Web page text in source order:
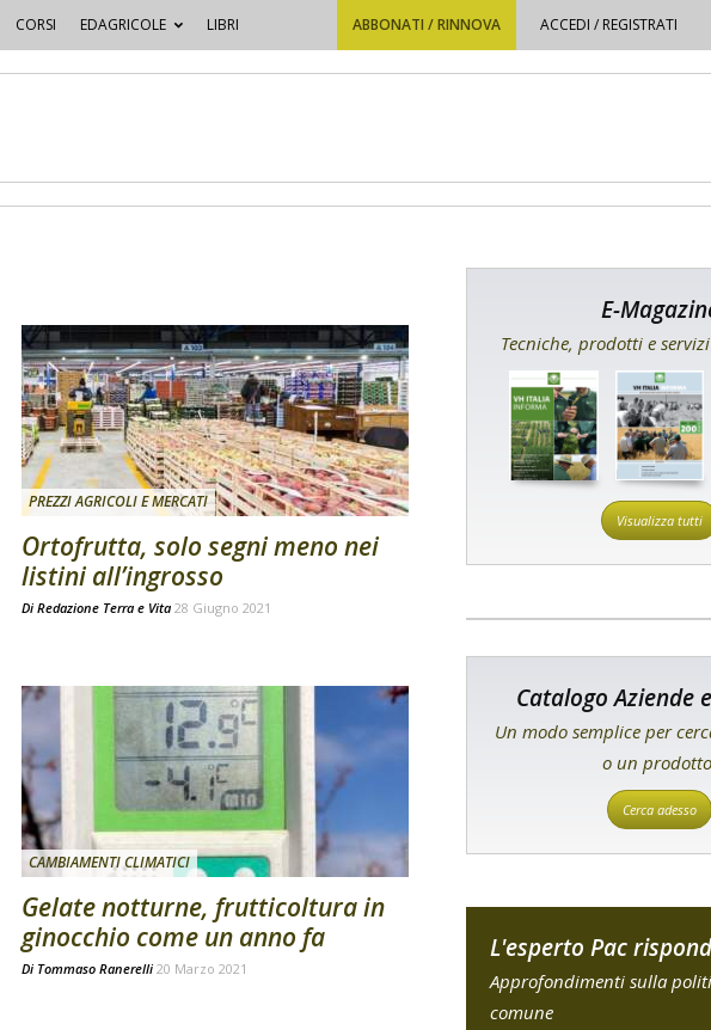
CORSI EDAGRICOLE LIBRI ABBONATI / RINNOVA ACCEDI / REGISTRATI
PREZZI AGRICOLI E MERCATI
Ortofrutta, solo segni meno nei
listini all’ingrosso
Di Redazione Terra e Vita 28 Giugno 2021
CAMBIAMENTI CLIMATICI
Gelate notturne, frutticoltura in
ginocchio come un anno fa
Di Tommaso Ranerelli 20 Marzo 2021
E-
Tecniche, prodotti e
Visualizza tutti
Catalogo Aziende
Un modo semplice per
o un
Cerca adesso
L'esperto Pac
Approfondimenti sulla
comune